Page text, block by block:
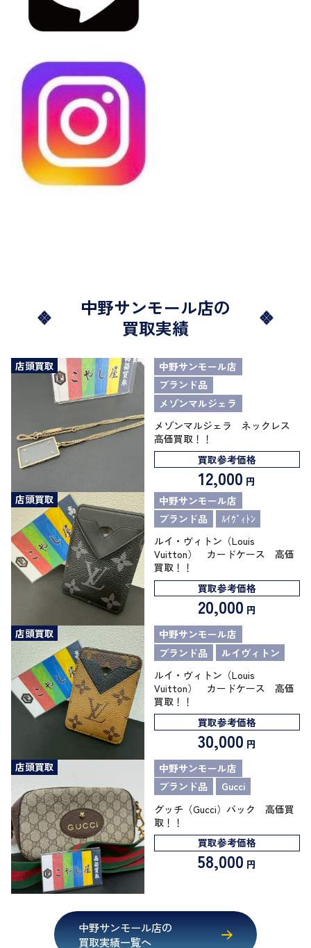
中野サンモール店の
買取実績
店頭買取
中野サンモール店
ブランド品
メゾンマルジェラ
メゾンマルジェラ ネックレス
高価買取！！
買取参考価格
12,000 円
店頭買取
中野サンモール店
ブランド品
ﾙｲｳﾞｨﾄﾝ
ルイ・ヴィトン（Louis
Vuitton） カードケース 高価
買取！！
買取参考価格
20,000 円
店頭買取
中野サンモール店
ブランド品
ルイヴィトン
ルイ・ヴィトン（Louis
Vuitton） カードケース 高価
買取！！
買取参考価格
30,000 円
店頭買取
中野サンモール店
ブランド品
Gucci
グッチ（Gucci）バック 高価買
取！！
買取参考価格
58,000 円
中野サンモール店の
買取実績一覧へ